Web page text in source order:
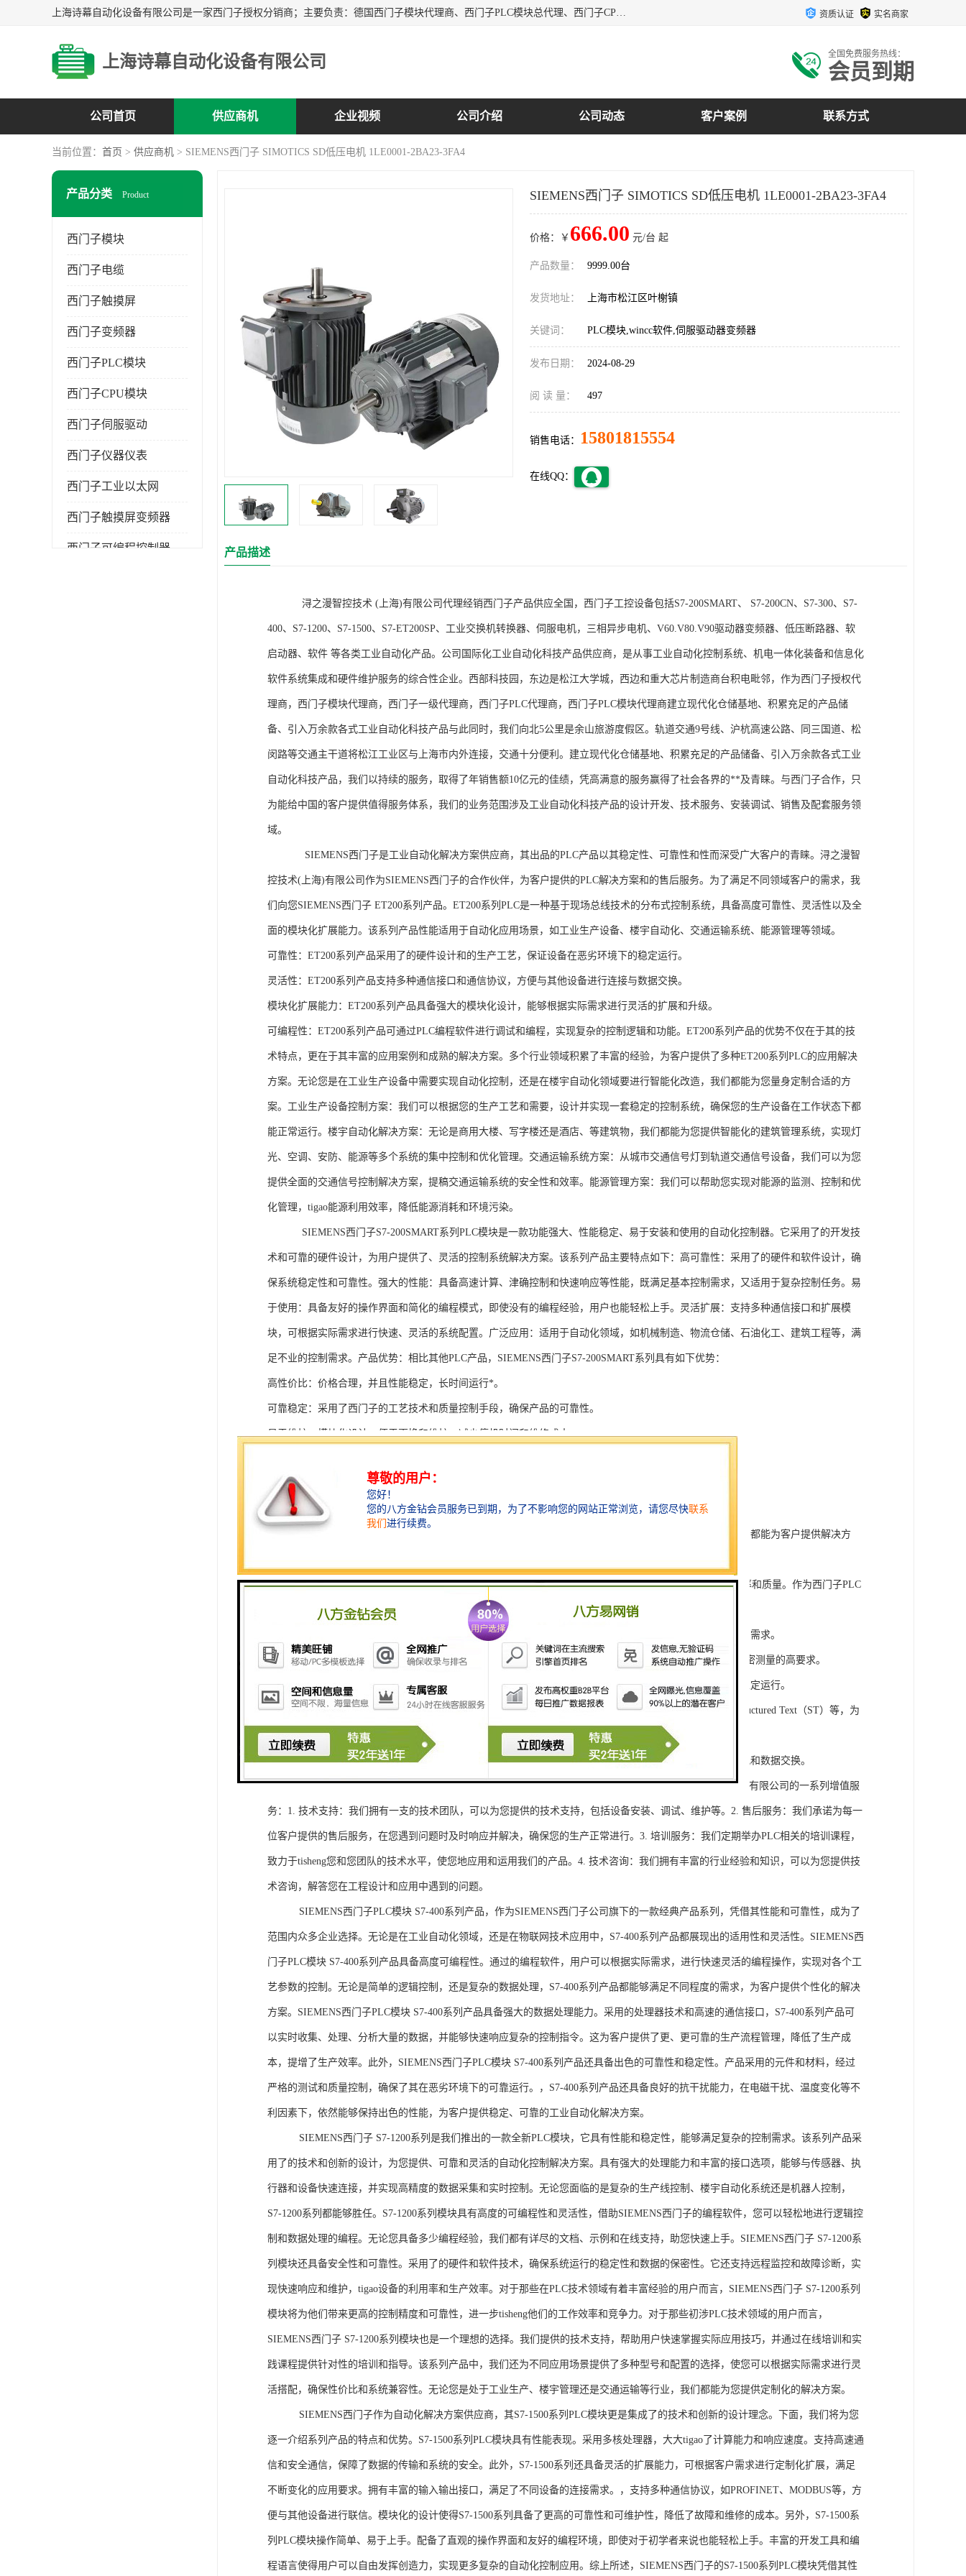
上海诗幕自动化设备有限公司是一家西门子授权分销商；主要负责：德国西门子模块代理商、西门子PLC模块总代理、西门子CPU模块代理商、西门子电缆代理、西门子触摸屏变频器总代理等专销售西门子各系列产品；实体公司，诚信经营，价格优势，品质保证，库存量大，供应！ 资质认证 实名商家
上海诗幕自动化设备有限公司 全国免费服务热线：
会员到期
公司首页 供应商机 企业视频 公司介绍 公司动态 客户案例 联系方式
当前位置： 首页 > 供应商机 > SIEMENS西门子 SIMOTICS SD低压电机 1LE0001-2BA23-3FA4
产品分类 Product
西门子模块
西门子电缆
西门子触摸屏
西门子变频器
西门子PLC模块
西门子CPU模块
西门子伺服驱动
西门子仪器仪表
西门子工业以太网
西门子触摸屏变频器
西门子可编程控制器
SIEMENS西门子 SIMOTICS SD低压电机 1LE0001-2BA23-3FA4
价格：￥ 666.00 元/台 起
产品数量： 9999.00台
发货地址： 上海市松江区叶榭镇
关键词： PLC模块,wincc软件,伺服驱动器变频器
发布日期： 2024-08-29
阅 读 量： 497
销售电话： 15801815554
在线QQ：
产品描述
浔之漫智控技术 (上海)有限公司代理经销西门子产品供应全国，西门子工控设备包括S7-200SMART、 S7-200CN、S7-300、S7-
400、S7-1200、S7-1500、S7-ET200SP、工业交换机转换器、伺服电机，三相异步电机、V60.V80.V90驱动器变频器、低压断路器、软
启动器、软件 等各类工业自动化产品。公司国际化工业自动化科技产品供应商，是从事工业自动化控制系统、机电一体化装备和信息化
软件系统集成和硬件维护服务的综合性企业。西部科技园，东边是松江大学城，西边和重大芯片制造商台积电毗邻，作为西门子授权代
理商，西门子模块代理商，西门子一级代理商，西门子PLC代理商，西门子PLC模块代理商建立现代化仓储基地、积累充足的产品储
备、引入万余款各式工业自动化科技产品与此同时，我们向北5公里是余山旅游度假区。轨道交通9号线、沪杭高速公路、同三国道、松
闵路等交通主干道将松江工业区与上海市内外连接，交通十分便利。建立现代化仓储基地、积累充足的产品储备、引入万余款各式工业
自动化科技产品，我们以持续的服务，取得了年销售额10亿元的佳绩，凭高满意的服务赢得了社会各界的**及青睐。与西门子合作，只
为能给中国的客户提供值得服务体系，我们的业务范围涉及工业自动化科技产品的设计开发、技术服务、安装调试、销售及配套服务领
域。
SIEMENS西门子是工业自动化解决方案供应商，其出品的PLC产品以其稳定性、可靠性和性而深受广大客户的青睐。浔之漫智
控技术(上海)有限公司作为SIEMENS西门子的合作伙伴，为客户提供的PLC解决方案和的售后服务。为了满足不同领域客户的需求，我
们向您SIEMENS西门子 ET200系列产品。ET200系列PLC是一种基于现场总线技术的分布式控制系统，具备高度可靠性、灵活性以及全
面的模块化扩展能力。该系列产品性能适用于自动化应用场景，如工业生产设备、楼宇自动化、交通运输系统、能源管理等领域。
可靠性：ET200系列产品采用了的硬件设计和的生产工艺，保证设备在恶劣环境下的稳定运行。
灵活性：ET200系列产品支持多种通信接口和通信协议，方便与其他设备进行连接与数据交换。
模块化扩展能力：ET200系列产品具备强大的模块化设计，能够根据实际需求进行灵活的扩展和升级。
可编程性：ET200系列产品可通过PLC编程软件进行调试和编程，实现复杂的控制逻辑和功能。ET200系列产品的优势不仅在于其的技
术特点，更在于其丰富的应用案例和成熟的解决方案。多个行业领域积累了丰富的经验，为客户提供了多种ET200系列PLC的应用解决
方案。无论您是在工业生产设备中需要实现自动化控制，还是在楼宇自动化领域要进行智能化改造，我们都能为您量身定制合适的方
案。工业生产设备控制方案：我们可以根据您的生产工艺和需要，设计并实现一套稳定的控制系统，确保您的生产设备在工作状态下都
能正常运行。楼宇自动化解决方案：无论是商用大楼、写字楼还是酒店、等建筑物，我们都能为您提供智能化的建筑管理系统，实现灯
光、空调、安防、能源等多个系统的集中控制和优化管理。交通运输系统方案：从城市交通信号灯到轨道交通信号设备，我们可以为您
提供全面的交通信号控制解决方案，提稿交通运输系统的安全性和效率。能源管理方案：我们可以帮助您实现对能源的监测、控制和优
化管理，tigao能源利用效率，降低能源消耗和环境污染。
SIEMENS西门子S7-200SMART系列PLC模块是一款功能强大、性能稳定、易于安装和使用的自动化控制器。它采用了的开发技
术和可靠的硬件设计，为用户提供了、灵活的控制系统解决方案。该系列产品主要特点如下：高可靠性：采用了的硬件和软件设计，确
保系统稳定性和可靠性。强大的性能：具备高速计算、津确控制和快速响应等性能，既满足基本控制需求，又适用于复杂控制任务。易
于使用：具备友好的操作界面和简化的编程模式，即使没有的编程经验，用户也能轻松上手。灵活扩展：支持多种通信接口和扩展模
块，可根据实际需求进行快速、灵活的系统配置。广泛应用：适用于自动化领域，如机械制造、物流仓储、石油化工、建筑工程等，满
足不业的控制需求。产品优势：相比其他PLC产品，SIEMENS西门子S7-200SMART系列具有如下优势：
高性价比：价格合理，并且性能稳定，长时间运行*。
可靠稳定：采用了西门子的工艺技术和质量控制手段，确保产品的可靠性。
易于维护：模块化设计，便于更换和维护，减少停机时间和维修成本。
灵活配置：多种通信接口和编程模式可选，满足不同用户的个性化要求。
快速部署：配备了完善的软件工具和技术支持，可快速部署系统，缩短项目周期。
在智能科技、自动化科技和机电领域内有着到的见解。无论是提供技术咨询，还是进行技术开发和转让，我们都能为客户提供解决方
SIEMENS西门子PLC模块S7-300系列产品是一系列高可靠性、高性能的工控设备，旨在tisheng生产效率和质量。作为西门子PLC
系列中的重要组成部分，S7-300系列产品具有以下突出特点：
1. 灵活性和可扩展性：S7-300系列产品设计特，可根据客户需求灵活配置输入输出模块，满足不同规模工程的需求。
2. 高速、高精度的模拟量输入输出：S7-300系列产品支持多达8个模拟量输入输出通道，可满足对于控制和精密测量的高要求。
3. 高可靠性和稳定性：S7-300系列产品采用的硬件和软件技术，具有高度可靠性和稳定性，保证系统的长期稳定运行。
4. 灵活可编程：S7-300系列产品采用TIA Portal开发环境，支持多种编程语言，如Ladder Diagram（LD）、Structured Text（ST）等，为
工程师提供了更多编程选择。
5. 可靠的通讯接口：S7-300系列产品配备丰富的通讯接口，可与其他工控设备无缝集成，实现设备之间的通讯和数据交换。
购买SIEMENS西门子PLC模块S7-300系列产品，不仅获得了可靠的工控设备，还将获得浔之漫智控技术(上海)有限公司的一系列增值服
务：1. 技术支持：我们拥有一支的技术团队，可以为您提供的技术支持，包括设备安装、调试、维护等。2. 售后服务：我们承诺为每一
位客户提供的售后服务，在您遇到问题时及时响应并解决，确保您的生产正常进行。3. 培训服务：我们定期举办PLC相关的培训课程，
致力于tisheng您和您团队的技术水平，使您地应用和运用我们的产品。4. 技术咨询：我们拥有丰富的行业经验和知识，可以为您提供技
术咨询，解答您在工程设计和应用中遇到的问题。
SIEMENS西门子PLC模块 S7-400系列产品，作为SIEMENS西门子公司旗下的一款经典产品系列，凭借其性能和可靠性，成为了
范围内众多企业选择。无论是在工业自动化领域，还是在物联网技术应用中，S7-400系列产品都展现出的适用性和灵活性。SIEMENS西
门子PLC模块 S7-400系列产品具备高度可编程性。通过的编程软件，用户可以根据实际需求，进行快速灵活的编程操作，实现对各个工
艺参数的控制。无论是简单的逻辑控制，还是复杂的数据处理，S7-400系列产品都能够满足不同程度的需求，为客户提供个性化的解决
方案。SIEMENS西门子PLC模块 S7-400系列产品具备强大的数据处理能力。采用的处理器技术和高速的通信接口，S7-400系列产品可
以实时收集、处理、分析大量的数据，并能够快速响应复杂的控制指令。这为客户提供了更、更可靠的生产流程管理，降低了生产成
本，提增了生产效率。此外，SIEMENS西门子PLC模块 S7-400系列产品还具备出色的可靠性和稳定性。产品采用的元件和材料，经过
严格的测试和质量控制，确保了其在恶劣环境下的可靠运行。，S7-400系列产品还具备良好的抗干扰能力，在电磁干扰、温度变化等不
利因素下，依然能够保持出色的性能，为客户提供稳定、可靠的工业自动化解决方案。
SIEMENS西门子 S7-1200系列是我们推出的一款全新PLC模块，它具有性能和稳定性，能够满足复杂的控制需求。该系列产品采
用了的技术和创新的设计，为您提供、可靠和灵活的自动化控制解决方案。具有强大的处理能力和丰富的接口选项，能够与传感器、执
行器和设备快速连接，并实现高精度的数据采集和实时控制。无论您面临的是复杂的生产线控制、楼宇自动化系统还是机器人控制，
S7-1200系列都能够胜任。S7-1200系列模块具有高度的可编程性和灵活性，借助SIEMENS西门子的编程软件，您可以轻松地进行逻辑控
制和数据处理的编程。无论您具备多少编程经验，我们都有详尽的文档、示例和在线支持，助您快速上手。SIEMENS西门子 S7-1200系
列模块还具备安全性和可靠性。采用了的硬件和软件技术，确保系统运行的稳定性和数据的保密性。它还支持远程监控和故障诊断，实
现快速响应和维护，tigao设备的利用率和生产效率。对于那些在PLC技术领域有着丰富经验的用户而言，SIEMENS西门子 S7-1200系列
模块将为他们带来更高的控制精度和可靠性，进一步tisheng他们的工作效率和竞争力。对于那些初涉PLC技术领域的用户而言，
SIEMENS西门子 S7-1200系列模块也是一个理想的选择。我们提供的技术支持，帮助用户快速掌握实际应用技巧，并通过在线培训和实
践课程提供针对性的培训和指导。该系列产品中，我们还为不同应用场景提供了多种型号和配置的选择，使您可以根据实际需求进行灵
活搭配，确保性价比和系统兼容性。无论您是处于工业生产、楼宇管理还是交通运输等行业，我们都能为您提供定制化的解决方案。
SIEMENS西门子作为自动化解决方案供应商，其S7-1500系列PLC模块更是集成了的技术和创新的设计理念。下面，我们将为您
逐一介绍系列产品的特点和优势。S7-1500系列PLC模块具有性能表现。采用多核处理器，大大tigao了计算能力和响应速度。支持高速通
信和安全通信，保障了数据的传输和系统的安全。此外，S7-1500系列还具备灵活的扩展能力，可根据客户需求进行定制化扩展，满足
不断变化的应用要求。拥有丰富的输入输出接口，满足了不同设备的连接需求。，支持多种通信协议，如PROFINET、MODBUS等，方
便与其他设备进行联信。模块化的设计使得S7-1500系列具备了更高的可靠性和可维护性，降低了故障和维修的成本。另外，S7-1500系
列PLC模块操作简单、易于上手。配备了直观的操作界面和友好的编程环境，即使对于初学者来说也能轻松上手。丰富的开发工具和编
程语言使得用户可以自由发挥创造力，实现更多复杂的自动化控制应用。综上所述，SIEMENS西门子的S7-1500系列PLC模块凭借其性